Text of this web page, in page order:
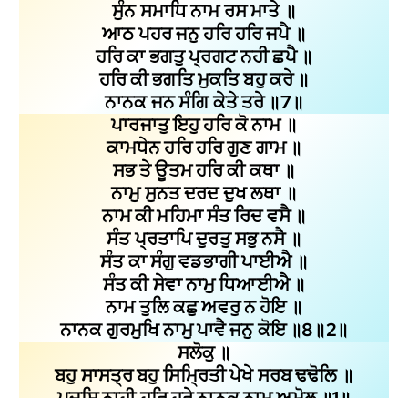
ਸੁੰਨ ਸਮਾਧਿ ਨਾਮ ਰਸ ਮਾਤੇ ॥
ਆਠ ਪਹਰ ਜਨੁ ਹਰਿ ਹਰਿ ਜਪੈ ॥
ਹਰਿ ਕਾ ਭਗਤੁ ਪ੍ਰਗਟ ਨਹੀ ਛਪੈ ॥
ਹਰਿ ਕੀ ਭਗਤਿ ਮੁਕਤਿ ਬਹੁ ਕਰੇ ॥
ਨਾਨਕ ਜਨ ਸੰਗਿ ਕੇਤੇ ਤਰੇ ॥7॥
ਪਾਰਜਾਤੁ ਇਹੁ ਹਰਿ ਕੋ ਨਾਮ ॥
ਕਾਮਧੇਨ ਹਰਿ ਹਰਿ ਗੁਣ ਗਾਮ ॥
ਸਭ ਤੇ ਊਤਮ ਹਰਿ ਕੀ ਕਥਾ ॥
ਨਾਮੁ ਸੁਨਤ ਦਰਦ ਦੁਖ ਲਥਾ ॥
ਨਾਮ ਕੀ ਮਹਿਮਾ ਸੰਤ ਰਿਦ ਵਸੈ ॥
ਸੰਤ ਪ੍ਰਤਾਪਿ ਦੁਰਤੁ ਸਭੁ ਨਸੈ ॥
ਸੰਤ ਕਾ ਸੰਗੁ ਵਡਭਾਗੀ ਪਾਈਐ ॥
ਸੰਤ ਕੀ ਸੇਵਾ ਨਾਮੁ ਧਿਆਈਐ ॥
ਨਾਮ ਤੁਲਿ ਕਛੁ ਅਵਰੁ ਨ ਹੋਇ ॥
ਨਾਨਕ ਗੁਰਮੁਖਿ ਨਾਮੁ ਪਾਵੈ ਜਨੁ ਕੋਇ ॥8॥2॥
ਸਲੋਕੁ ॥
ਬਹੁ ਸਾਸਤ੍ਰ ਬਹੁ ਸਿਮ੍ਰਿਤੀ ਪੇਖੇ ਸਰਬ ਢਢੋਲਿ ॥